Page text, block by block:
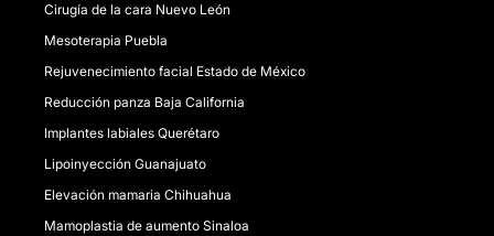
Cirugía de la cara Nuevo León
Mesoterapia Puebla
Rejuvenecimiento facial Estado de México
Reducción panza Baja California
Implantes labiales Querétaro
Lipoinyección Guanajuato
Elevación mamaria Chihuahua
Mamoplastia de aumento Sinaloa